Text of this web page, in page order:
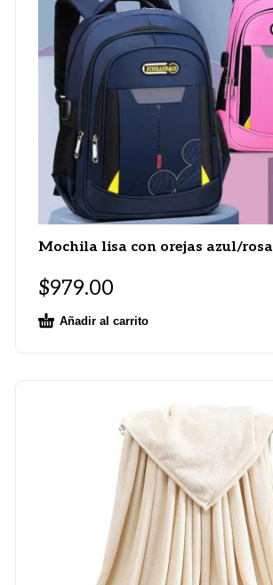
Mochila lisa con orejas azul/rosa
$979.00
Añadir al carrito